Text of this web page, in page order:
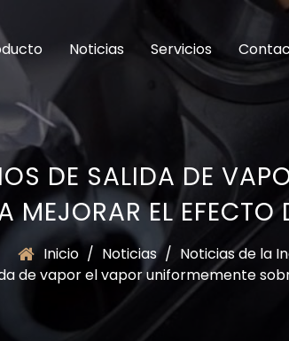
Noticias Servicios
DE SALIDA DE
MEJORAR EL
Inicio / Noticias / Noticias de la
de vapor el vapor uniformemente